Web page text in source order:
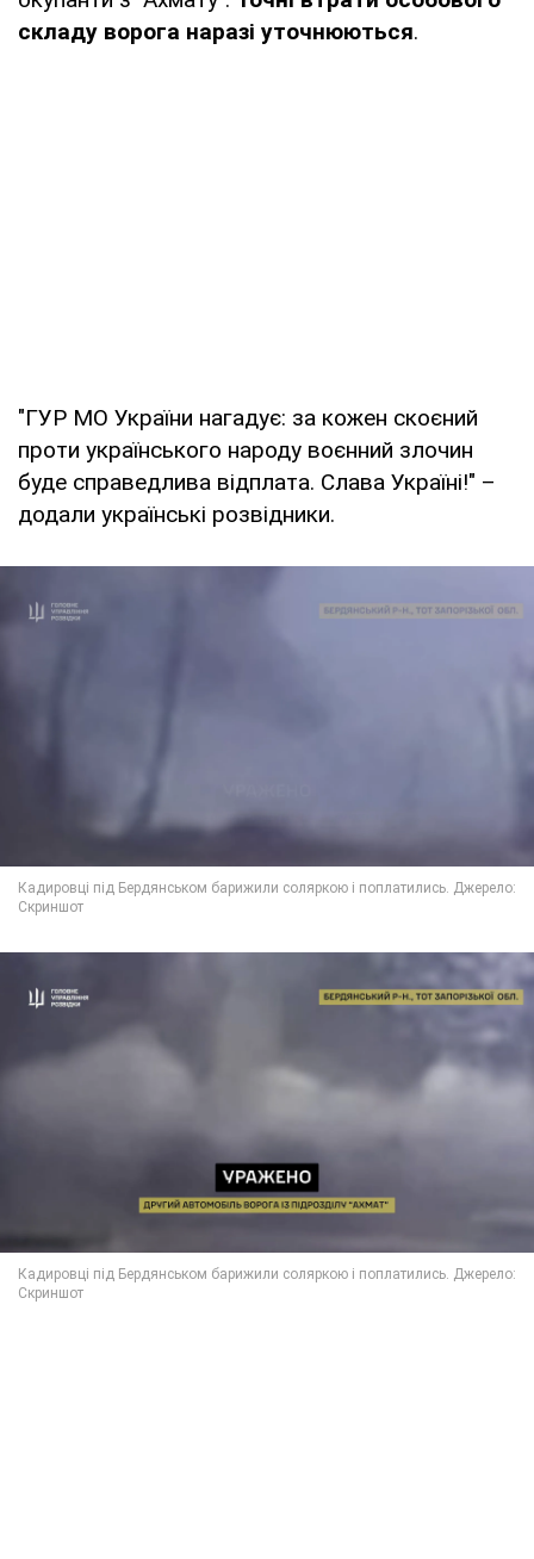
складу ворога наразі уточнюються.
"ГУР МО України нагадує: за кожен скоєний
проти українського народу воєнний злочин
буде справедлива відплата. Слава Україні!" –
додали українські розвідники.